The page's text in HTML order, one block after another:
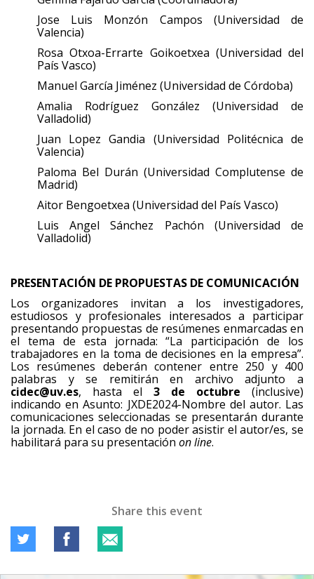
Jose Luis Monzón Campos (Universidad de
Valencia)
Rosa Otxoa-Errarte Goikoetxea (Universidad del
País Vasco)
Manuel García Jiménez (Universidad de Córdoba)
Amalia Rodríguez González (Universidad de
Valladolid)
Juan Lopez Gandia (Universidad Politécnica de
Valencia)
Paloma Bel Durán (Universidad Complutense de
Madrid)
Aitor Bengoetxea (Universidad del País Vasco)
Luis Angel Sánchez Pachón (Universidad de
Valladolid)
PRESENTACIÓN DE PROPUESTAS DE COMUNICACIÓN
Los organizadores invitan a los investigadores,
estudiosos y profesionales interesados a participar
presentando propuestas de resúmenes enmarcadas en
el tema de esta jornada: “La participación de los
trabajadores en la toma de decisiones en la empresa”.
Los resúmenes deberán contener entre 250 y 400
palabras y se remitirán en archivo adjunto a
cidec@uv.es, hasta el 3 de octubre (inclusive)
indicando en Asunto: JXDE2024-Nombre del autor. Las
comunicaciones seleccionadas se presentarán durante
la jornada. En el caso de no poder asistir el autor/es, se
habilitará para su presentación on line.
Share this event